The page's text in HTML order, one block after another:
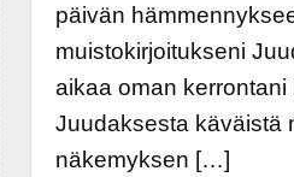
päivän
muistokirjoitukseni
aikaa oman
Juudaksesta käväistä
näkemyksen […]